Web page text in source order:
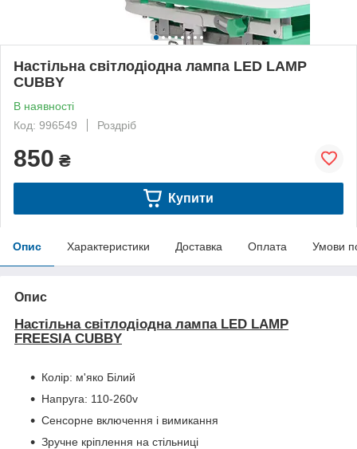
Настільна світлодіодна лампа LED LAMP
CUBBY
В наявності
Код: 996549
Роздріб
850 ₴
Купити
Опис Характеристики Доставка Оплата Умови
Опис
Настільна світлодіодна лампа LED LAMP
FREESIA CUBBY
Колір: м'яко Білий
Напруга: 110-260v
Сенсорне включення і вимикання
Зручне кріплення на стільниці